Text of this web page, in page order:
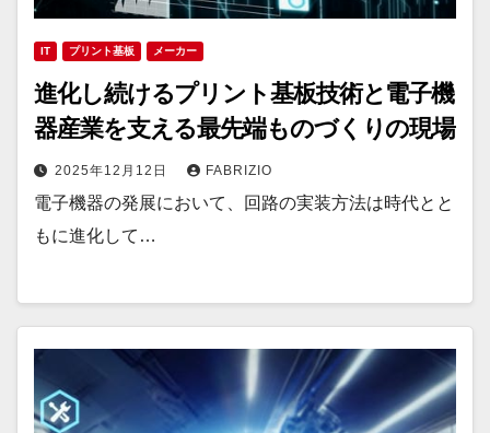
IT プリント基板 メーカー
進化し続けるプリント基板技術と電子機
器産業を支える最先端ものづくりの現場
2025年12月12日 FABRIZIO
電子機器の発展において、回路の実装方法は時代とと
もに進化して…